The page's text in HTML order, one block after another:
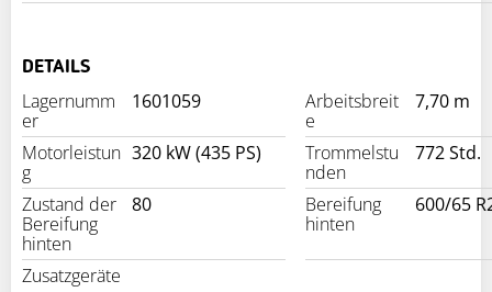
DETAILS
Lagernumm
er
1601059
Arbeitsbreit
e
7,70 m
Motorleistun
g
320 kW (435 PS)
Trommelstu
nden
772 Std.
Zustand der
Bereifung
hinten
80
Bereifung
hinten
600/65
Zusatzgeräte